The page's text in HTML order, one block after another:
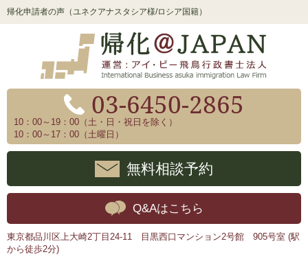
帰化申請者の声（ユネクアナスタシア様/ロシア国籍）
03-6450-2865
10：00～19：00（土・日・祝日を除く）
10：00～17：00（土曜日）
無料相談予約
Q&Aはこちら
東京都品川区上大崎2丁目24-11 目黒西口マンション2号館 905号室 (駅
から徒歩2分)